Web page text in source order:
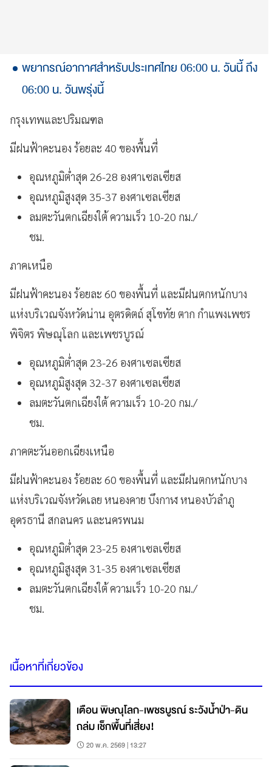
พยากรณ์อากาศสำหรับประเทศไทย 06:00 น. วันนี้ ถึง
06:00 น. วันพรุ่งนี้
กรุงเทพและปริมณฑล
มีฝนฟ้าคะนอง ร้อยละ 40 ของพื้นที่
อุณหภูมิต่ำสุด 26-28 องศาเซลเซียส
อุณหภูมิสูงสุด 35-37 องศาเซลเซียส
ลมตะวันตกเฉียงใต้ ความเร็ว 10-20 กม./
ชม.
ภาคเหนือ
มีฝนฟ้าคะนอง ร้อยละ 60 ของพื้นที่ และมีฝนตกหนักบาง
แห่งบริเวณจังหวัดน่าน อุตรดิตถ์ สุโขทัย ตาก กำแพงเพชร
พิจิตร พิษณุโลก และเพชรบูรณ์
อุณหภูมิต่ำสุด 23-26 องศาเซลเซียส
อุณหภูมิสูงสุด 32-37 องศาเซลเซียส
ลมตะวันตกเฉียงใต้ ความเร็ว 10-20 กม./
ชม.
ภาคตะวันออกเฉียงเหนือ
มีฝนฟ้าคะนอง ร้อยละ 60 ของพื้นที่ และมีฝนตกหนักบาง
แห่งบริเวณจังหวัดเลย หนองคาย บึงกาฬ หนองบัวลำภู
อุดรธานี สกลนคร และนครพนม
อุณหภูมิต่ำสุด 23-25 องศาเซลเซียส
อุณหภูมิสูงสุด 31-35 องศาเซลเซียส
ลมตะวันตกเฉียงใต้ ความเร็ว 10-20 กม./
ชม.
เนื้อหาที่เกี่ยวข้อง
เตือน พิษณุโลก-เพชรบูรณ์ ระวังน้ำป่า-ดิน
ถล่ม เช็กพื้นที่เสี่ยง!
20 พ.ค. 2569 | 13:27